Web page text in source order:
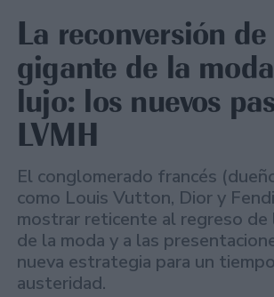
La reconversión
gigante de la
lujo: los nuevos
LVMH
El conglomerado francés
como Louis Vutton, Dior y
mostrar reticente al regreso de
de la moda y a las
nueva estrategia para un
austeridad.